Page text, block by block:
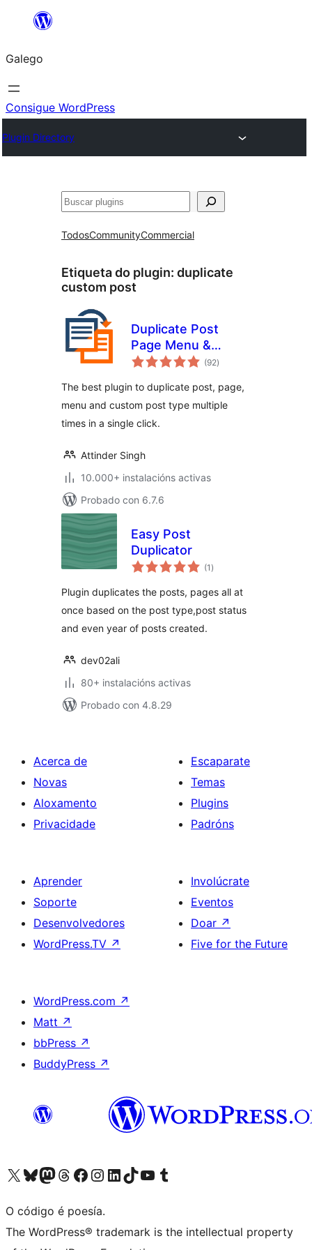
Saltar
contido
Galego
Consigue WordPress
Plugin Directory
Buscar
TodosCommunityCommercial
Etiqueta do plugin: duplicate
custom post
Duplicate Post
Page Menu &
Custom Post Type
(92valoracións
totais
)
The best plugin to duplicate post, page,
menu and custom post type multiple
times in a single click.
Attinder Singh
10.000+ instalacións activas
Probado con 6.7.6
Easy Post
Duplicator
(1 valoracións
totais
)
Plugin duplicates the posts, pages all at
once based on the post type,post status
and even year of posts created.
dev02ali
80+ instalacións activas
Probado con 4.8.29
Acerca de
Novas
Aloxamento
Privacidade
Escaparate
Temas
Plugins
Padróns
Aprender
Soporte
Desenvolvedores
WordPress.TV ↗
Involúcrate
Eventos
Doar ↗
Five for the Future
WordPress.com ↗
Matt ↗
bbPress ↗
BuddyPress ↗
Visita la cuenta de X (anteriormente Twitter)
Visita a nosa conta de Bluesky
Visita a nosa conta de Mastodon
Visita a nosa conta de Threads
Visita a nosa páxina de Facebook
Visita a nosa conta de Instagram
Visita a nosa conta de LinkedIn
Visita a nosa conta de TikTok
Visita a nosa canle de YouTube
Visita a nosa conta de Tumblr
O código é poesía.
The WordPress® trademark is the intellectual property